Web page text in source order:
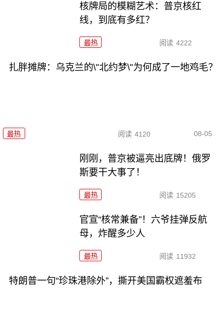
核牌局的模糊艺术：普京核红
线，到底有多红？
最热 阅读 4222
扎胖摊牌：乌克兰的\"北约梦\"为何成了一地鸡毛？
最热 阅读 4120 08-05
刚刚，普京被逼亮出底牌！俄罗
斯要干大事了！
最热 阅读 15205
官宣“核常兼备”！六爷挂弹反航
母，炸醒多少人
最热 阅读 11932
特朗普一句“珍珠港除外”，撕开美国霸权遮羞布